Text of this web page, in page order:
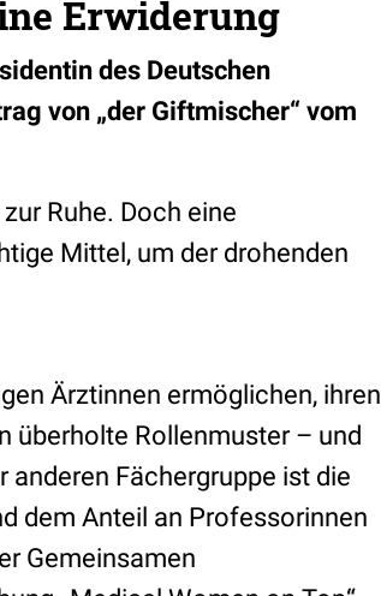
Erwiderung
des Deutschen
von „der Giftmischer“ vom
Ruhe. Doch eine
Mittel, um der drohenden
Ärztinnen ermöglichen, ihren
überholte Rollenmuster – und
Fächergruppe ist die
dem Anteil an Professorinnen
Gemeinsamen